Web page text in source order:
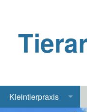
Kleintierpraxis